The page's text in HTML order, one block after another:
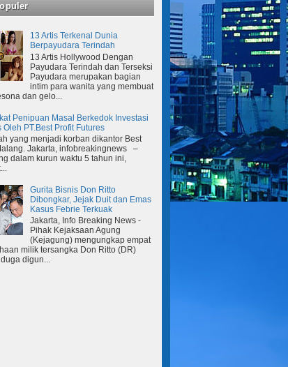
13 Artis Terkenal Dunia
Berpayudara Terindah
13 Artis Hollywood Dengan
Payudara Terindah dan Terseksi
Payudara merupakan bagian
intim para wanita yang membuat
dan gelo...
Penipuan Masal Berkedok Investasi
Oleh PT.Best Profit Futures
yang menjadi korban dikantor Best
Jakarta, infobreakingnews –
dalam kurun waktu 5 tahun ini,
Gurita Bisnis Don Ritto
Dibongkar, Jejak Duit dan Emas
Kasus Febrie Terkuak
Jakarta, Info Breaking News -
Pihak Kejaksaan Agung
(Kejagung) mengungkap empat
milik tersangka Don Ritto (DR)
digun...